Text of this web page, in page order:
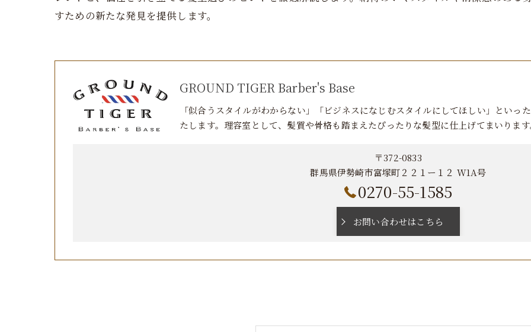
すための新たな発見を提供します。
GROUND TIGER Barber's Base
「似合うスタイルがわからない」「ビジネスになじむスタイルにしてほしい」といっ
たします。理容室として、髪質や骨格も踏まえたぴったりな髪型に仕上げてまいりま
〒372-0833
群馬県伊勢崎市富塚町２２１ー１２ W1A号
0270-55-1585
お問い合わせはこちら